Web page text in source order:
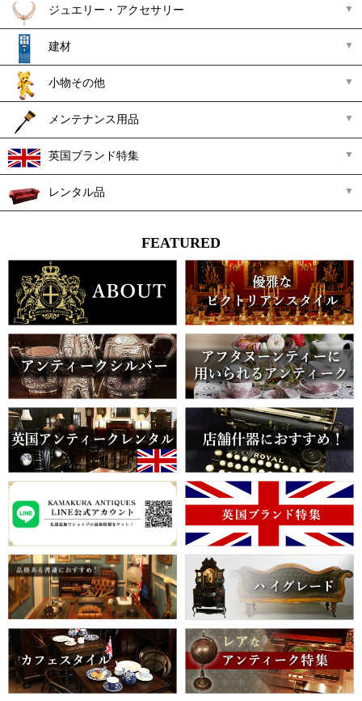
ジュエリー・アクセサリー
建材
小物その他
メンテナンス用品
英国ブランド特集
レンタル品
FEATURED